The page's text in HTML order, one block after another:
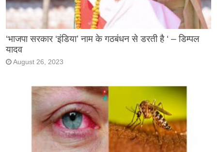
‘भाजपा सरकार ‘इंडिया’ नाम के गठबंधन से डरती है ‘ – डिम्पल
यादव
August 26, 2023